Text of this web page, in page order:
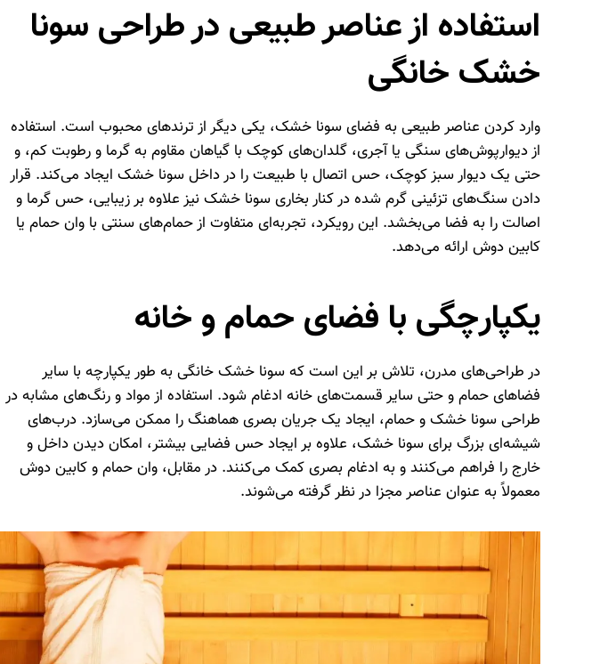
استفاده از عناصر طبیعی در طراحی سونا
خشک خانگی
وارد کردن عناصر طبیعی به فضای سونا خشک، یکی دیگر از ترندهای محبوب است. استفاده
از دیوارپوش‌های سنگی یا آجری، گلدان‌های کوچک با گیاهان مقاوم به گرما و رطوبت کم، و
حتی یک دیوار سبز کوچک، حس اتصال با طبیعت را در داخل سونا خشک ایجاد می‌کند. قرار
دادن سنگ‌های تزئینی گرم شده در کنار بخاری سونا خشک نیز علاوه بر زیبایی، حس گرما و
اصالت را به فضا می‌بخشد. این رویکرد، تجربه‌ای متفاوت از حمام‌های سنتی با وان حمام یا
کابین دوش ارائه می‌دهد.
یکپارچگی با فضای حمام و خانه
در طراحی‌های مدرن، تلاش بر این است که سونا خشک خانگی به طور یکپارچه با سایر
فضاهای حمام و حتی سایر قسمت‌های خانه ادغام شود. استفاده از مواد و رنگ‌های مشابه در
طراحی سونا خشک و حمام، ایجاد یک جریان بصری هماهنگ را ممکن می‌سازد. درب‌های
شیشه‌ای بزرگ برای سونا خشک، علاوه بر ایجاد حس فضایی بیشتر، امکان دیدن داخل و
خارج را فراهم می‌کنند و به ادغام بصری کمک می‌کنند. در مقابل، وان حمام و کابین دوش
معمولاً به عنوان عناصر مجزا در نظر گرفته می‌شوند.